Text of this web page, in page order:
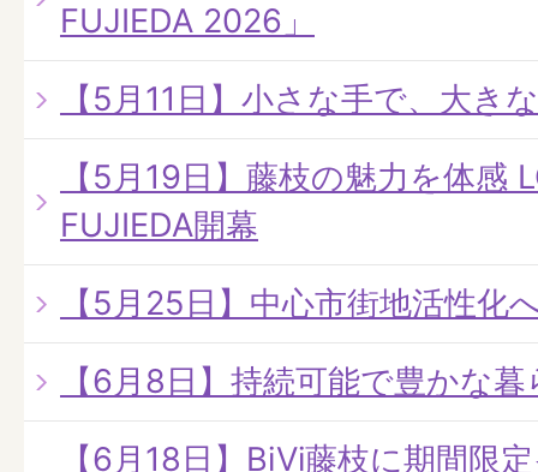
FUJIEDA 2026」
【5月11日】小さな手で、大き
【5月19日】藤枝の魅力を体感
FUJIEDA開幕
【5月25日】中心市街地活性化
【6月8日】持続可能で豊かな
【6月18日】BiVi藤枝に期間限